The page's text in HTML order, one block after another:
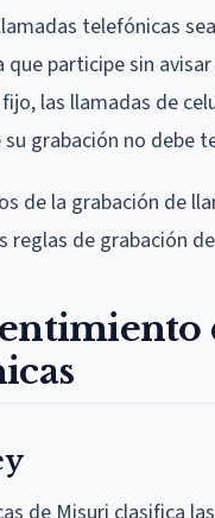
telefónicas
participe sin
las llamadas de
grabación no
de la grabación de
de grabación